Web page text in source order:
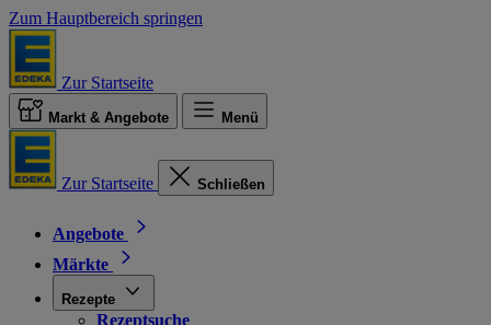
Zum Hauptbereich springen
Zur Startseite
Markt & Angebote Menü
Zur Startseite Schließen
Angebote
Märkte
Rezepte
Rezeptsuche